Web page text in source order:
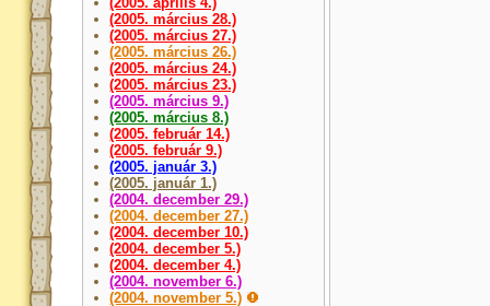
(2005. március 28.)
(2005. március 27.)
(2005. március 26.)
(2005. március 24.)
(2005. március 23.)
(2005. március 9.)
(2005. március 8.)
(2005. február 14.)
(2005. február 9.)
(2005. január 3.)
(2005. január 1.)
(2004. december 29.)
(2004. december 27.)
(2004. december 10.)
(2004. december 5.)
(2004. december 4.)
(2004. november 6.)
(2004. november 5.)